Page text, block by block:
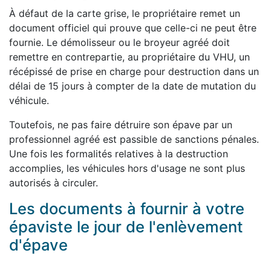
À défaut de la carte grise, le propriétaire remet un
document officiel qui prouve que celle-ci ne peut être
fournie. Le démolisseur ou le broyeur agréé doit
remettre en contrepartie, au propriétaire du VHU, un
récépissé de prise en charge pour destruction dans un
délai de 15 jours à compter de la date de mutation du
véhicule.
Toutefois, ne pas faire détruire son épave par un
professionnel agréé est passible de sanctions pénales.
Une fois les formalités relatives à la destruction
accomplies, les véhicules hors d'usage ne sont plus
autorisés à circuler.
Les documents à fournir à votre
épaviste le jour de l'enlèvement
d'épave